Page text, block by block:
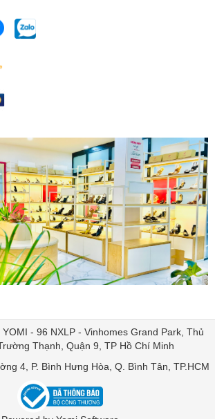
- 96 NXLP - Vinhomes Grand Park, Thủ
Thạnh, Quận 9, TP Hồ Chí Minh
4, P. Bình Hưng Hòa, Q. Bình Tân, TP.HCM